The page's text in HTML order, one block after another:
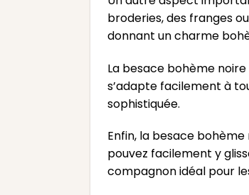
broderies, des franges
donnant un charme
La besace bohème
s’adapte facilement à
sophistiquée.
Enfin, la besace
pouvez facilement y
compagnon idéal pour